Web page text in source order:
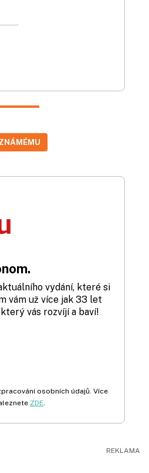
vydání, které si
vám už více jak 33 let
vás rozvíjí a baví!
osobních údajů. Více
ZDE